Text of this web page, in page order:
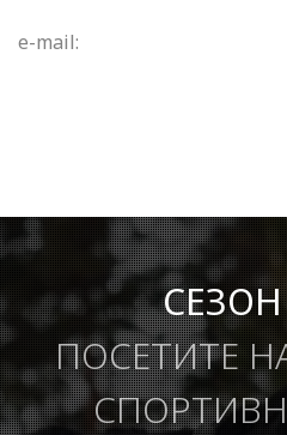
e-mail:
СЕЗОН
ПОСЕТИТЕ